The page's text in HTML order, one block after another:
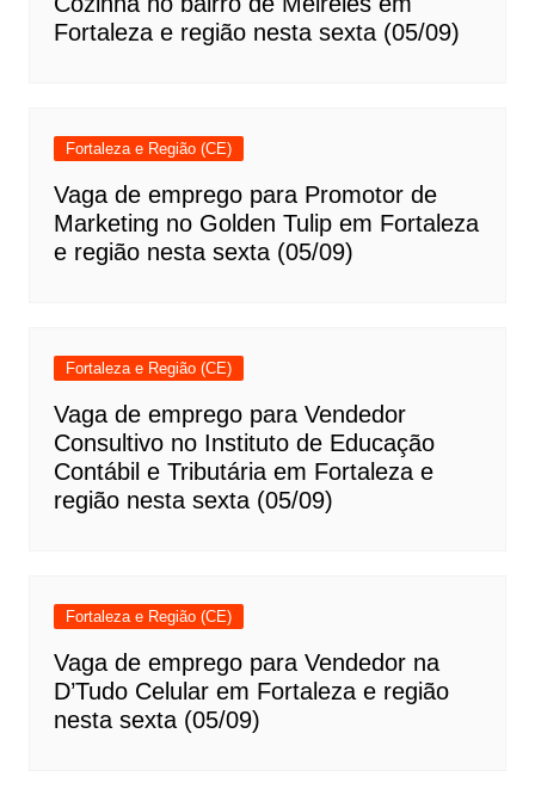
Fortaleza e região nesta sexta (05/09)
Fortaleza e Região (CE)
Vaga de emprego para Promotor de
Marketing no Golden Tulip em Fortaleza
e região nesta sexta (05/09)
Fortaleza e Região (CE)
Vaga de emprego para Vendedor
Consultivo no Instituto de Educação
Contábil e Tributária em Fortaleza e
região nesta sexta (05/09)
Fortaleza e Região (CE)
Vaga de emprego para Vendedor na
D’Tudo Celular em Fortaleza e região
nesta sexta (05/09)